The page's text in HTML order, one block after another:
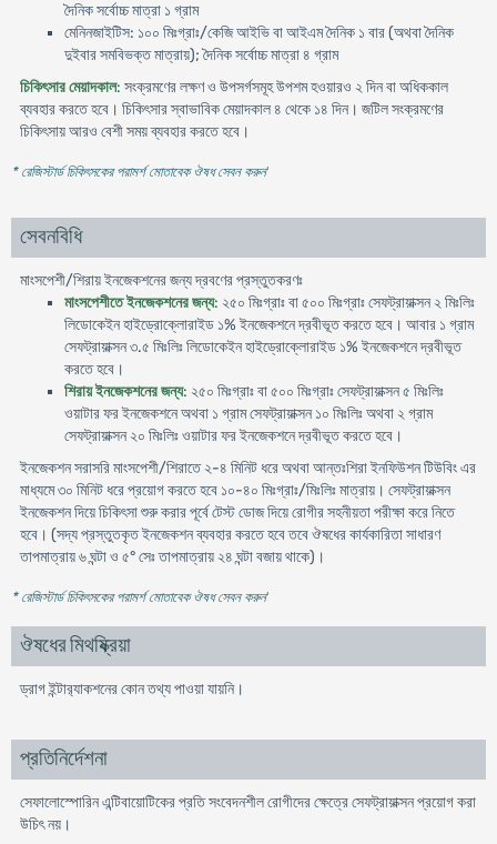
দৈনিক সর্বোচ্চ মাত্রা ১ গ্রাম
মেনিনজাইটিস: ১০০ মিঃগ্রাঃ/কেজি আইভি বা আইএম দৈনিক ১ বার (অথবা দৈনিক
দুইবার সমবিভক্ত মাত্রায়); দৈনিক সর্বোচ্চ মাত্রা ৪ গ্রাম
চিকিৎসার মেয়াদকাল: সংক্রমণের লক্ষণ ও উপসর্গসমূহ উপশম হওয়ারও ২ দিন বা অধিককাল
ব্যবহার করতে হবে। চিকিৎসার স্বাভাবিক মেয়াদকাল ৪ থেকে ১৪ দিন। জটিল সংক্রমণের
চিকিৎসায় আরও বেশী সময় ব্যবহার করতে হবে।
* রেজিস্টার্ড চিকিৎসকের পরামর্শ মোতাবেক ঔষধ সেবন করুন'
সেবনবিধি
মাংসপেশী/শিরায় ইনজেকশনের জন্য দ্রবণের প্রস্তুতকরণঃ
মাংসপেশীতে ইনজেকশনের জন্য: ২৫০ মিঃগ্রাঃ বা ৫০০ মিঃগ্রাঃ সেফট্রায়াক্সন ২ মিঃলিঃ
লিডোকেইন হাইড্রোক্লোরাইড ১% ইনজেকশনে দ্রবীভূত করতে হবে। আবার ১ গ্রাম
সেফট্রায়াক্সন ৩.৫ মিঃলিঃ লিডোকেইন হাইড্রোক্লোরাইড ১% ইনজেকশনে দ্রবীভূত
করতে হবে।
শিরায় ইনজেকশনের জন্য: ২৫০ মিঃগ্রাঃ বা ৫০০ মিঃগ্রাঃ সেফট্রায়াক্সন ৫ মিঃলিঃ
ওয়াটার ফর ইনজেকশনে অথবা ১ গ্রাম সেফট্রায়াক্সন ১০ মিঃলিঃ অথবা ২ গ্রাম
সেফট্রায়াক্সন ২০ মিঃলিঃ ওয়াটার ফর ইনজেকশনে দ্রবীভূত করতে হবে।
ইনজেকশন সরাসরি মাংসপেশী/শিরাতে ২-৪ মিনিট ধরে অথবা আন্তঃশিরা ইনফিউশন টিউবিং এর
মাধ্যমে ৩০ মিনিট ধরে প্রয়োগ করতে হবে ১০-৪০ মিঃগ্রাঃ/মিঃলিঃ মাত্রায়। সেফট্রায়াক্সন
ইনজেকশন দিয়ে চিকিৎসা শুরু করার পূর্বে টেস্ট ডোজ দিয়ে রোগীর সহনীয়তা পরীক্ষা করে নিতে
হবে। (সদ্য প্রস্তুতকৃত ইনজেকশন ব্যবহার করতে হবে তবে ঔষধের কার্যকারিতা সাধারণ
তাপমাত্রায় ৬ ঘন্টা ও ৫° সেঃ তাপমাত্রায় ২৪ ঘন্টা বজায় থাকে)।
* রেজিস্টার্ড চিকিৎসকের পরামর্শ মোতাবেক ঔষধ সেবন করুন'
ঔষধের মিথষ্ক্রিয়া
ড্রাগ ইন্টার‌্যাকশনের কোন তথ্য পাওয়া যায়নি।
প্রতিনির্দেশনা
সেফালোস্পোরিন এন্টিবায়োটিকের প্রতি সংবেদনশীল রোগীদের ক্ষেত্রে সেফট্রায়াক্সন প্রয়োগ করা
উচিৎ নয়।